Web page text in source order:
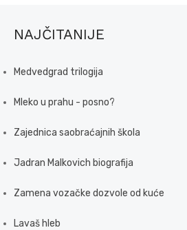
NAJČITANIJE
Medvedgrad trilogija
Mleko u prahu - posno?
Zajednica saobraćajnih škola
Jadran Malkovich biografija
Zamena vozačke dozvole od kuće
Lavaš hleb